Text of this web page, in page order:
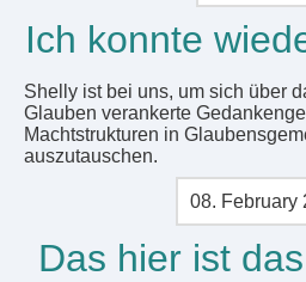
Ich konnte
Shelly ist bei uns, um sich über
Glauben verankerte
Machtstrukturen in
auszutauschen.
08. February
Das hier ist